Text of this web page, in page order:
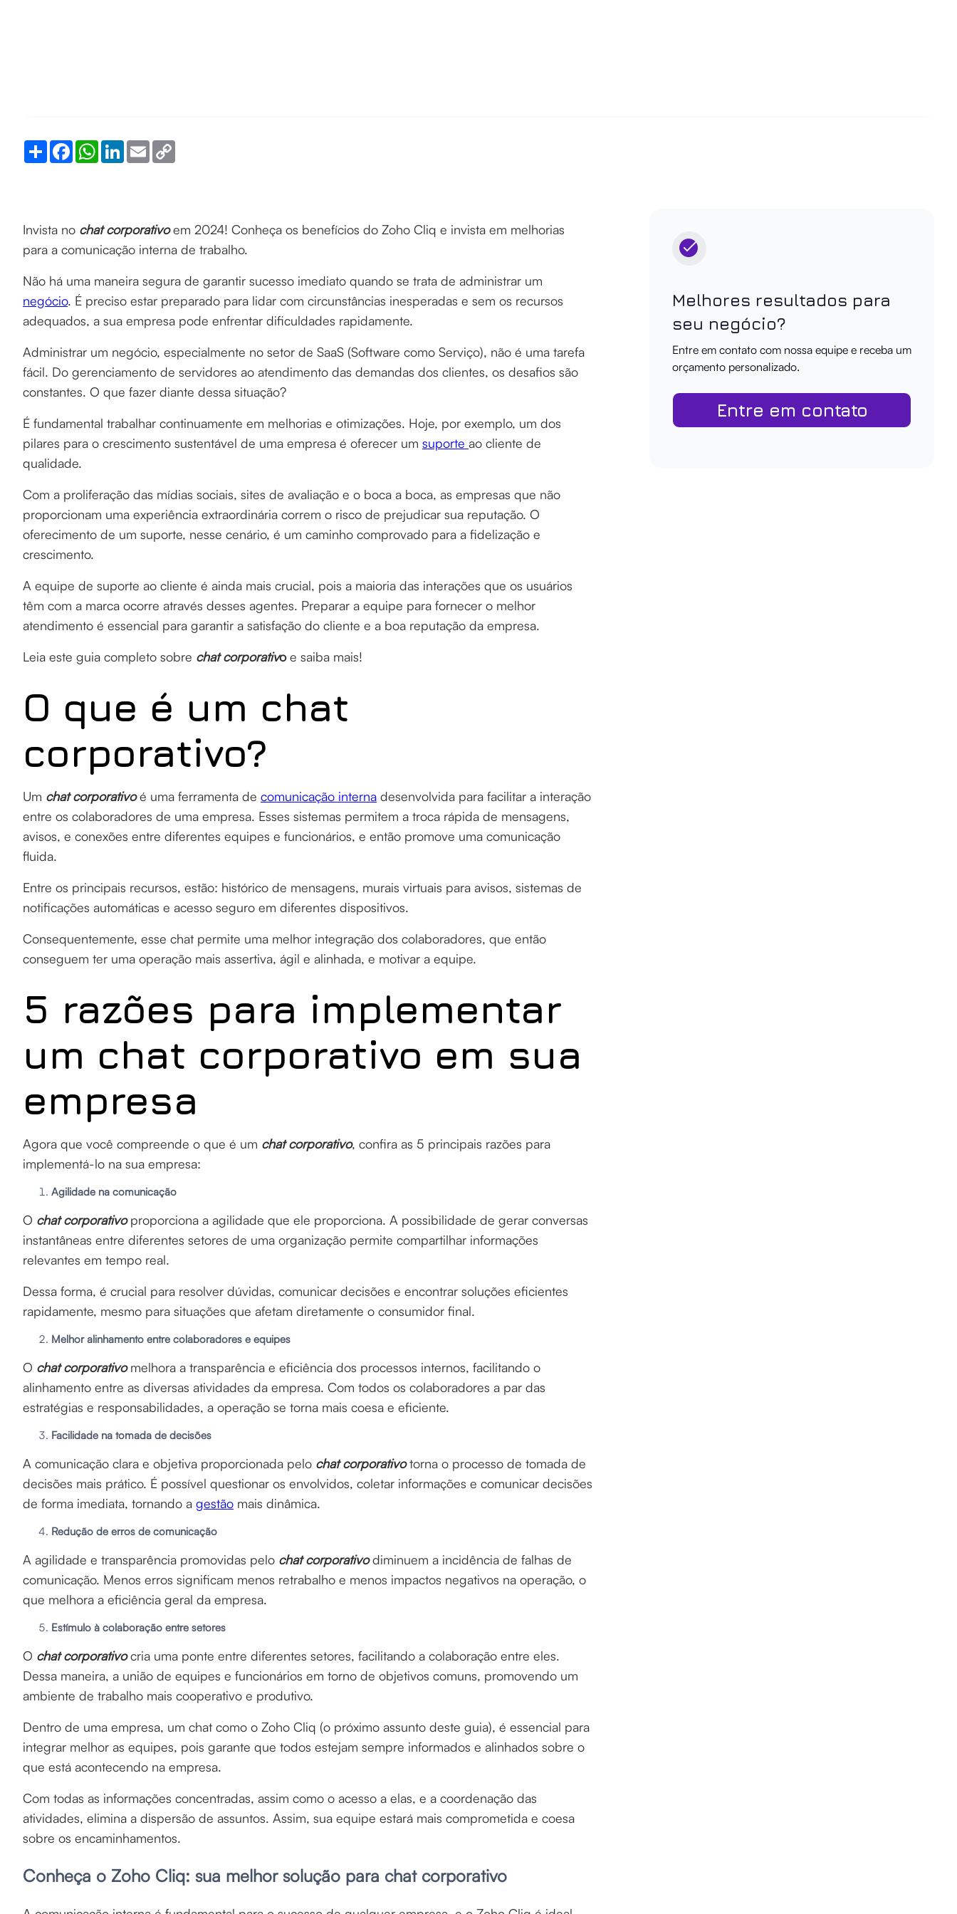
Share FacebookWhatsApp
LinkedInEmail
Invista no chat corporativoem 2024! Conheça os benefícios do Zoho Cliq e invista em melhorias
para a comunicação interna de trabalho.
Não há uma maneira segura de garantir sucesso imediato quando se trata de administrar um
negócio. É preciso estar preparado para lidar com circunstâncias inesperadas e sem os recursos
adequados, a sua empresa pode enfrentar dificuldades rapidamente.
Administrar um negócio, especialmente no setor de SaaS (Software como Serviço), não é uma tarefa
fácil. Do gerenciamento de servidores ao atendimento das demandas dos clientes, os desafios são
constantes. O que fazer diante dessa situação?
É fundamental trabalhar continuamente em melhorias e otimizações. Hoje, por exemplo, um dos
pilares para o crescimento sustentável de uma empresa é oferecer um suporte ao cliente de
qualidade.
Com a proliferação das mídias sociais, sites de avaliação e o boca a boca, as empresas que não
proporcionam uma experiência extraordinária correm o risco de prejudicar sua reputação. O
oferecimento de um suporte, nesse cenário, é um caminho comprovado para a fidelização e
crescimento.
A equipe de suporte ao cliente é ainda mais crucial, pois a maioria das interações que os usuários
têm com a marca ocorre através desses agentes. Preparar a equipe para fornecer o melhor
atendimento é essencial para garantir a satisfação do cliente e a boa reputação da empresa.
Leia este guia completo sobre chat corporativoe saiba mais!
O que é um chat
corporativo?
Um chat corporativo é uma ferramenta de comunicação interna desenvolvida para facilitar a interação
entre os colaboradores de uma empresa. Esses sistemas permitem a troca rápida de mensagens,
avisos, e conexões entre diferentes equipes e funcionários, e então promove uma comunicação
fluida.
Entre os principais recursos, estão: histórico de mensagens, murais virtuais para avisos, sistemas de
notificações automáticas e acesso seguro em diferentes dispositivos.
Consequentemente, esse chat permite uma melhor integração dos colaboradores, que então
conseguem ter uma operação mais assertiva, ágil e alinhada, e motivar a equipe.
5 razões para implementar
um chat corporativo em sua
empresa
Agora que você compreende o que é um chat corporativo, confira as 5 principais razões para
implementá-lo na sua empresa:
Agilidade na comunicação
O chat corporativoproporciona a agilidade que ele proporciona. A possibilidade de gerar conversas
instantâneas entre diferentes setores de uma organização permite compartilhar informações
relevantes em tempo real.
Dessa forma, é crucial para resolver dúvidas, comunicar decisões e encontrar soluções eficientes
rapidamente, mesmo para situações que afetam diretamente o consumidor final.
Melhor alinhamento entre colaboradores e equipes
O chat corporativomelhora a transparência e eficiência dos processos internos, facilitando o
alinhamento entre as diversas atividades da empresa. Com todos os colaboradores a par das
estratégias e responsabilidades, a operação se torna mais coesa e eficiente.
Facilidade na tomada de decisões
A comunicação clara e objetiva proporcionada pelo chat corporativotorna o processo de tomada de
decisões mais prático. É possível questionar os envolvidos, coletar informações e comunicar decisões
de forma imediata, tornando a gestão mais dinâmica.
Redução de erros de comunicação
A agilidade e transparência promovidas pelo chat corporativodiminuem a incidência de falhas de
comunicação. Menos erros significam menos retrabalho e menos impactos negativos na operação, o
que melhora a eficiência geral da empresa.
Estímulo à colaboração entre setores
O chat corporativocria uma ponte entre diferentes setores, facilitando a colaboração entre eles.
Dessa maneira, a união de equipes e funcionários em torno de objetivos comuns, promovendo um
ambiente de trabalho mais cooperativo e produtivo.
Dentro de uma empresa, um chat como o Zoho Cliq (o próximo assunto deste guia), é essencial para
integrar melhor as equipes, pois garante que todos estejam sempre informados e alinhados sobre o
que está acontecendo na empresa.
Com todas as informações concentradas, assim como o acesso a elas, e a coordenação das
atividades, elimina a dispersão de assuntos. Assim, sua equipe estará mais comprometida e coesa
sobre os encaminhamentos.
Conheça o Zoho Cliq: sua melhor solução para chat corporativo
Melhores resultados para
seu negócio?
Entre em contato com nossa equipe e receba um
orçamento personalizado.
Entre em contato